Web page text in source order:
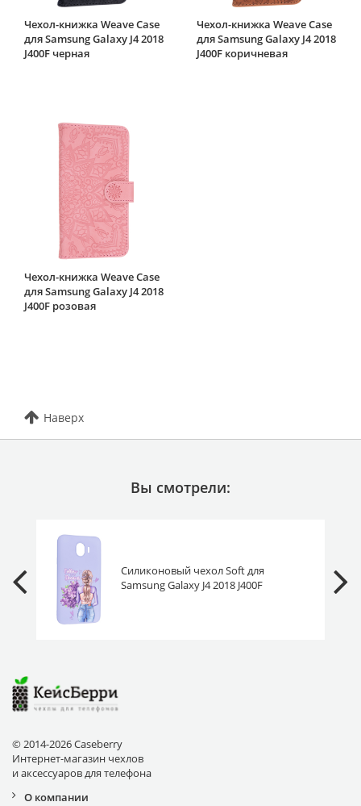
Чехол-книжка Weave Case
для Samsung Galaxy J4 2018
J400F черная
Чехол-книжка Weave Case
для Samsung Galaxy J4 2018
J400F коричневая
Чехол-книжка Weave Case
для Samsung Galaxy J4 2018
J400F розовая
Наверх
Вы смотрели:
Силиконовый чехол Soft для
Samsung Galaxy J4 2018 J400F
© 2014-2026 Caseberry
Интернет-магазин чехлов
и аксессуаров для телефона
О компании